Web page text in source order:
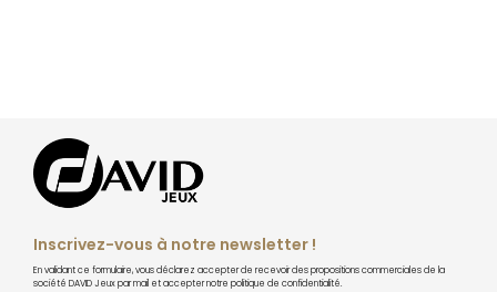
Inscrivez-vous à notre newsletter !
En validant ce formulaire, vous déclarez accepter de recevoir des propositions commerciales de la
société DAVID Jeux par mail et accepter notre politique de confidentialité.